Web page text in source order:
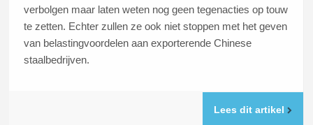
verbolgen maar laten weten nog geen tegenacties op touw
te zetten. Echter zullen ze ook niet stoppen met het geven
van belastingvoordelen aan exporterende Chinese
staalbedrijven.
Lees dit artikel